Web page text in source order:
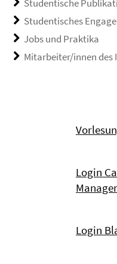
Studentische
Studentisches
Jobs und Praktika
Mitarbeiter/innen des
Login
Login